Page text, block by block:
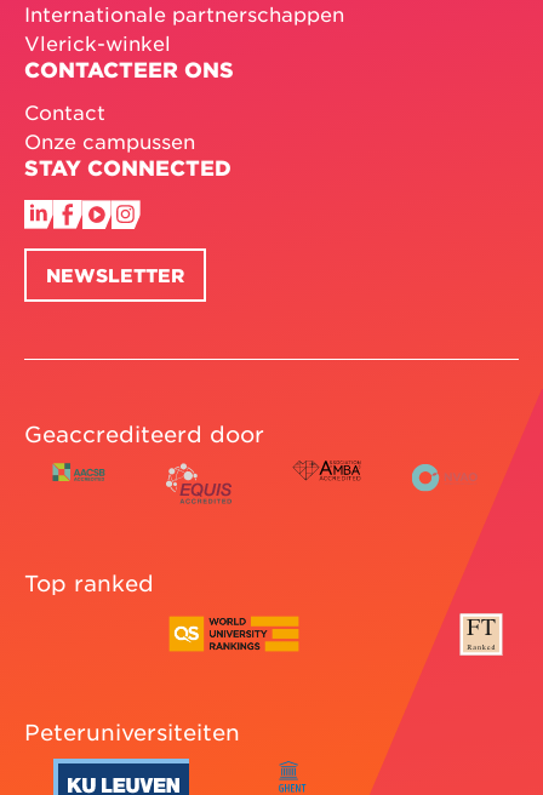
Internationale partnerschappen
Vlerick-winkel
CONTACTEER ONS
Contact
Onze campussen
STAY CONNECTED
NEWSLETTER
Geaccrediteerd door
Top ranked
Peteruniversiteiten